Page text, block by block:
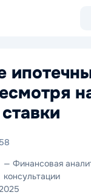
— Финансовая
консультации